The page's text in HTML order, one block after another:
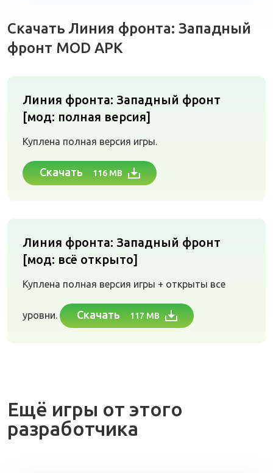
Скачать Линия фронта: Западный
фронт MOD APK
Линия фронта: Западный фронт
[мод: полная версия]
Куплена полная версия игры.
Скачать 116 MB
Линия фронта: Западный фронт
[мод: всё открыто]
Куплена полная версия игры + открыты все
уровни. Скачать 117 MB
Ещё игры от этого
разработчика